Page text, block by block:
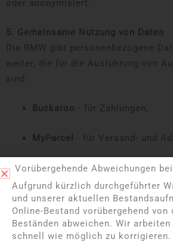
oder anonymisiert.
5. Gemeinsame Nutzung von Daten
Die RMW gibt personenbezogene
weiter, die für die Ausführung von
sind:
Buckaroo - für Zahlungen;
MyParcel - für Versand- und
Brevo (ehemals Sendinblue) -
Diese Parteien verarbeiten die
Auftrag der RMW und im Rahmen von
Auftragsverarbeitungsverträgen.
Vorübergehende Abweichungen
Aufgrund kürzlich durchgeführter
und unserer aktuellen
Online-Bestand vorübergehend
Beständen abweichen. Wir
schnell wie möglich zu korrigieren.